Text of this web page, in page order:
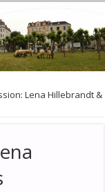
Lena Hillebrandt &